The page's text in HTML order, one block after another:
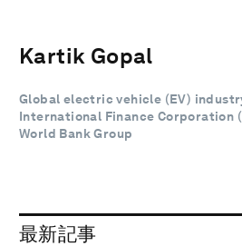
Kartik Gopal
Global electric vehicle (EV)
International Finance Corporation
World Bank Group
最新記事